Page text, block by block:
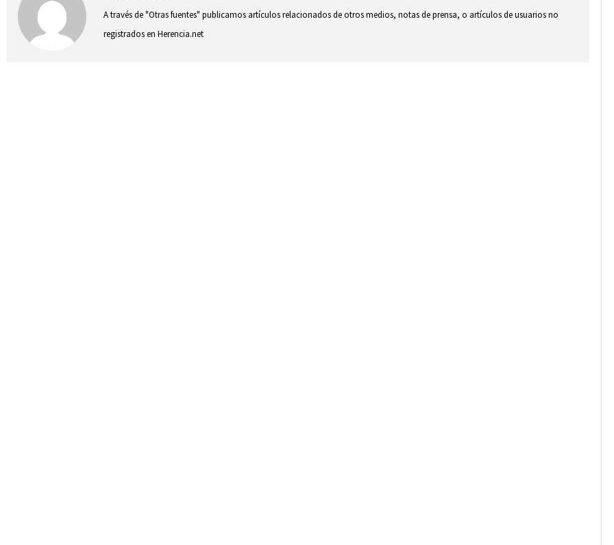
A través de "Otras fuentes" publicamos artículos relacionados de otros medios, notas de prensa, o artículos de usuarios no
registrados en Herencia.net